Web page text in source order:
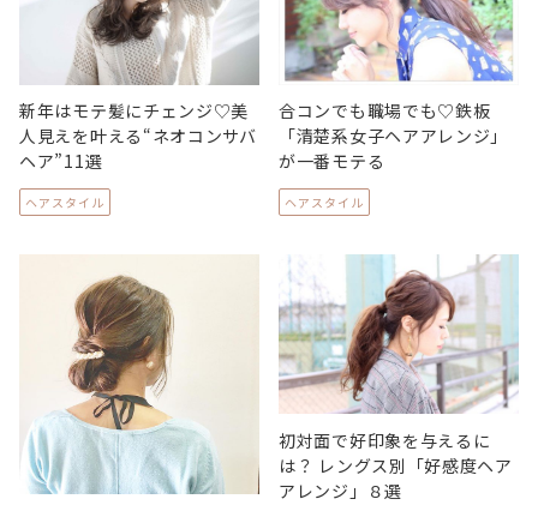
新年はモテ髪にチェンジ♡美
人見えを叶える“ネオコンサバ
ヘア”11選
ヘアスタイル
合コンでも職場でも♡鉄板
「清楚系女子ヘアアレンジ」
が一番モテる
ヘアスタイル
初対面で好印象を与えるに
は？ レングス別「好感度ヘア
アレンジ」８選